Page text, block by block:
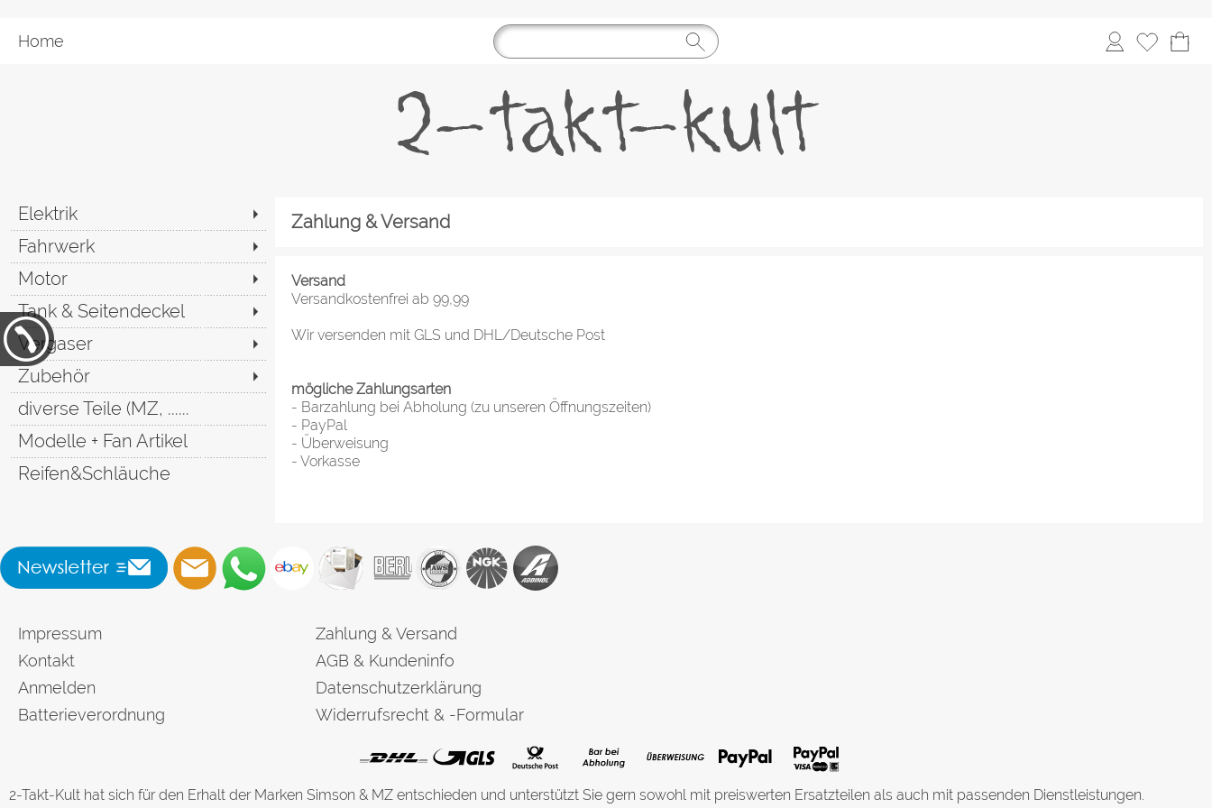
Home
Elektrik
Fahrwerk
Motor
Tank & Seitendeckel
Vergaser
Zubehör
diverse Teile (MZ, ......
Modelle + Fan Artikel
Reifen&Schläuche
Zahlung & Versand
Versand
Versandkostenfrei ab 99,99
Wir versenden mit GLS und DHL/Deutsche Post
mögliche Zahlungsarten
- Barzahlung bei Abholung (zu unseren Öffnungszeiten)
- PayPal
- Überweisung
- Vorkasse
Impressum
Kontakt
Anmelden
Batterieverordnung
Zahlung & Versand
AGB & Kundeninfo
Datenschutzerklärung
Widerrufsrecht & -Formular
2-Takt-Kult hat sich für den Erhalt der Marken Simson & MZ entschieden und unterstützt Sie gern sowohl mit preiswerten Ersatzteilen als auch mit passenden Dienstleistungen.